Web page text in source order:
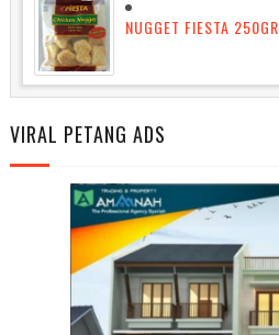
NUGGET FIESTA 250GR
VIRAL PETANG ADS